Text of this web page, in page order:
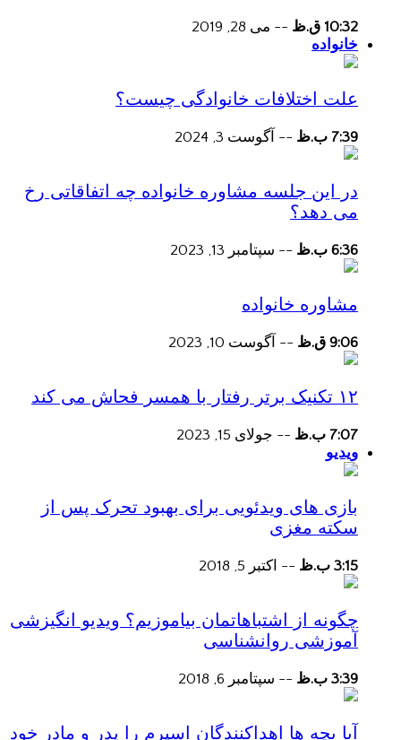
10:32 ق.ظ -- می 28, 2019
خانواده
علت اختلافات خانوادگی چیست؟
7:39 ب.ظ -- آگوست 3, 2024
در این جلسه مشاوره خانواده چه اتفاقاتی رخ
می دهد؟
6:36 ب.ظ -- سپتامبر 13, 2023
مشاوره خانواده
9:06 ق.ظ -- آگوست 10, 2023
۱۲ تکنیک برتر رفتار با همسر فحاش می کند
7:07 ب.ظ -- جولای 15, 2023
ویدیو
بازی های ویدئویی برای بهبود تحرک پس از
سکته مغزی
3:15 ب.ظ -- اکتبر 5, 2018
چگونه از اشتباهاتمان بیاموزیم؟ ویدیو انگیزشی
آموزشی روانشناسی
3:39 ب.ظ -- سپتامبر 6, 2018
آیا بچه ها اهداکنندگان اسپرم را پدر و مادر خود